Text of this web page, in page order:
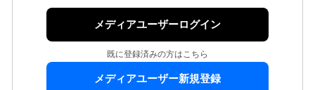
メディアユーザーログイン
既に登録済みの方はこちら
メディアユーザー新規登録